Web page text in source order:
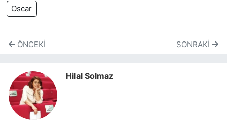
Oscar
ÖNCEKI SONRAKI
Hilal Solmaz